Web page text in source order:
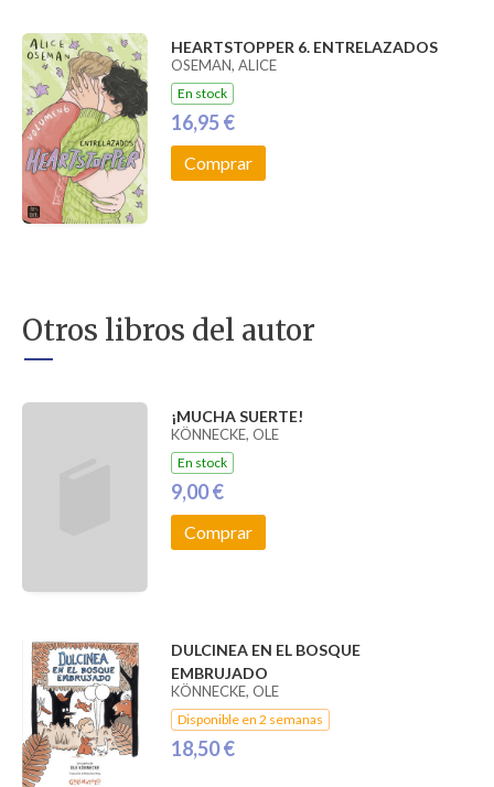
HEARTSTOPPER 6. ENTRELAZADOS
OSEMAN, ALICE
En stock
16,95 €
Comprar
Otros libros del autor
¡MUCHA SUERTE!
KÖNNECKE, OLE
En stock
9,00 €
Comprar
DULCINEA EN EL BOSQUE
EMBRUJADO
KÖNNECKE, OLE
Disponible en 2 semanas
18,50 €